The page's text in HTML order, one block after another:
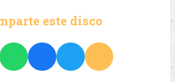
este disco